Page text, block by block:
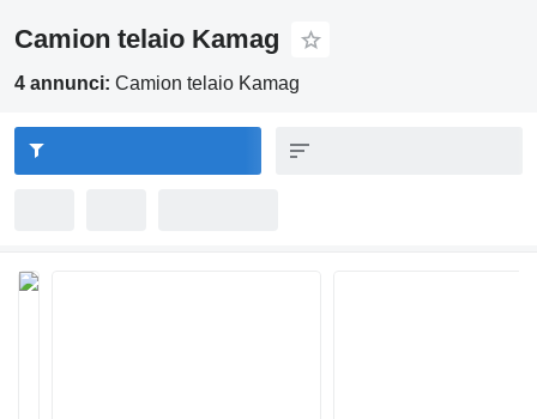
Camion telaio Kamag
4 annunci: Camion telaio Kamag